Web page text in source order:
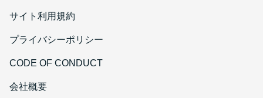
サイト利用規約
プライバシーポリシー
CODE OF CONDUCT
会社概要